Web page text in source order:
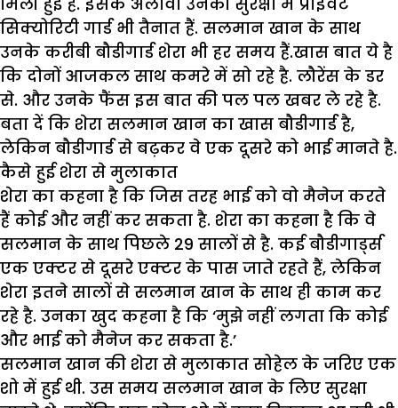
सिक्योरिटी गार्ड भी तैनात हैं. सलमान खान के साथ
उनके करीबी बौडीगार्ड शेरा भी हर समय हैं.खास बात ये है
कि दोनों आजकल साथ कमरे में सो रहे है. लौरेंस के डर
से. और उनके फैंस इस बात की पल पल खबर ले रहे है.
बता दें कि शेरा सलमान खान का खास बौडीगार्ड है,
लेकिन बौडीगार्ड से बढ़कर वे एक दूसरे को भाई मानते है.
कैसे हुई शेरा से मुलाकात
शेरा का कहना है कि जिस तरह भाई को वो मैनेज करते
हैं कोई और नहीं कर सकता है. शेरा का कहना है कि वे
सलमान के साथ पिछले 29 सालों से है. कई बौडीगार्ड्स
एक एक्टर से दूसरे एक्टर के पास जाते रहते हैं, लेकिन
शेरा इतने सालों से सलमान खान के साथ ही काम कर
रहे है. उनका खुद कहना है कि ‘मुझे नहीं लगता कि कोई
और भाई को मैनेज कर सकता है.’
सलमान खान की शेरा से मुलाकात सोहेल के जरिए एक
शो में हुई थी. उस समय सलमान खान के लिए सुरक्षा